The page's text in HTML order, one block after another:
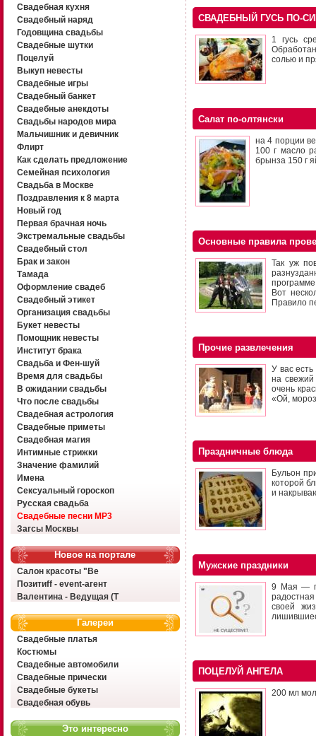
Свадебная кухня
Свадебный наряд
Годовщина свадьбы
Свадебные шутки
Поцелуй
Выкуп невесты
Свадебные игры
Свадебный банкет
Свадебные анекдоты
Свадьбы народов мира
Мальчишник и девичник
Флирт
Как сделать предложение
Семейная психология
Свадьба в Москве
Поздравления к 8 марта
Новый год
Первая брачная ночь
Экстремальные свадьбы
Свадебный стол
Брак и закон
Тамада
Оформление свадеб
Свадебный этикет
Организация свадьбы
Букет невесты
Помощник невесты
Институт брака
Свадьба и Фен-шуй
Время для свадьбы
В ожидании свадьбы
Что после свадьбы
Свадебная астрология
Свадебные приметы
Свадебная магия
Интимные стрижки
Значение фамилий
Имена
Сексуальный гороскоп
Русская свадьба
Свадебные песни MP3
Загсы Москвы
Новое на портале
Салон красоты "Ве
Позитиff - event-агент
Валентина - Ведущая (Т
Галереи
Свадебные платья
Костюмы
Свадебные автомобили
Свадебные прически
Свадебные букеты
Свадебная обувь
Это интересно
СВАДЕБНЫЙ ГУСЬ ПО-
1 гусь
солью и
Салат по-олтянски
на 4 порции
100 г масло
брынза 150 г
Основные правила
Так уж
Вот
Правило
Прочие развлечения
У вас
на
очень
«Ой,
Праздничные блюда
Бульон
которой
и
Мужские праздники
9 Мая —
своей
ПОЦЕЛУЙ АНГЕЛА
200 мл